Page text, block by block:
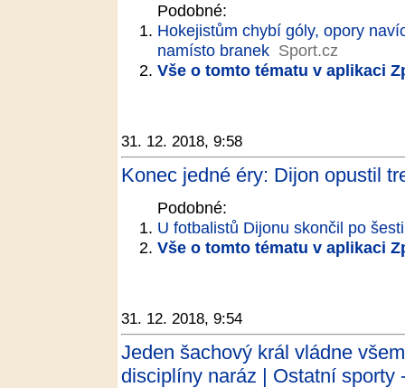
Podobné:
Hokejistům chybí góly, opory
namísto branek Sport.cz
Vše o tomto tématu v aplikaci
31. 12. 2018, 9:58
Konec jedné éry: Dijon opustil
Podobné:
U fotbalistů Dijonu skončil po
Vše o tomto tématu v aplikaci
31. 12. 2018, 9:54
Jeden šachový král vládne
disciplíny naráz | Ostatní sporty